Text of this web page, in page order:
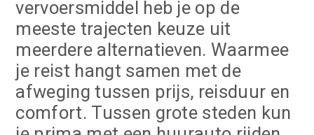
vervoersmiddel heb je op de
meeste trajecten keuze uit
meerdere alternatieven. Waarmee
je reist hangt samen met de
afweging tussen prijs, reisduur en
comfort. Tussen grote steden kun